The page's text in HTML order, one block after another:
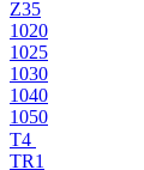
Z35
1020
1025
1030
1040
1050
T4
TR1